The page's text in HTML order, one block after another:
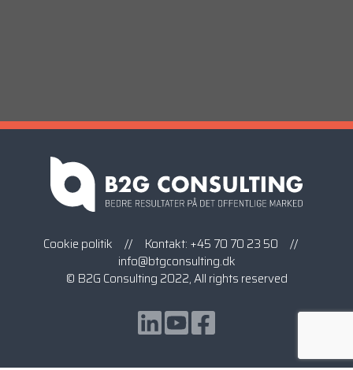
Cookie politik // Kontakt: +45 70 70 23 50 //
info@btgconsulting.dk
© B2G Consulting 2022, All rights reserved